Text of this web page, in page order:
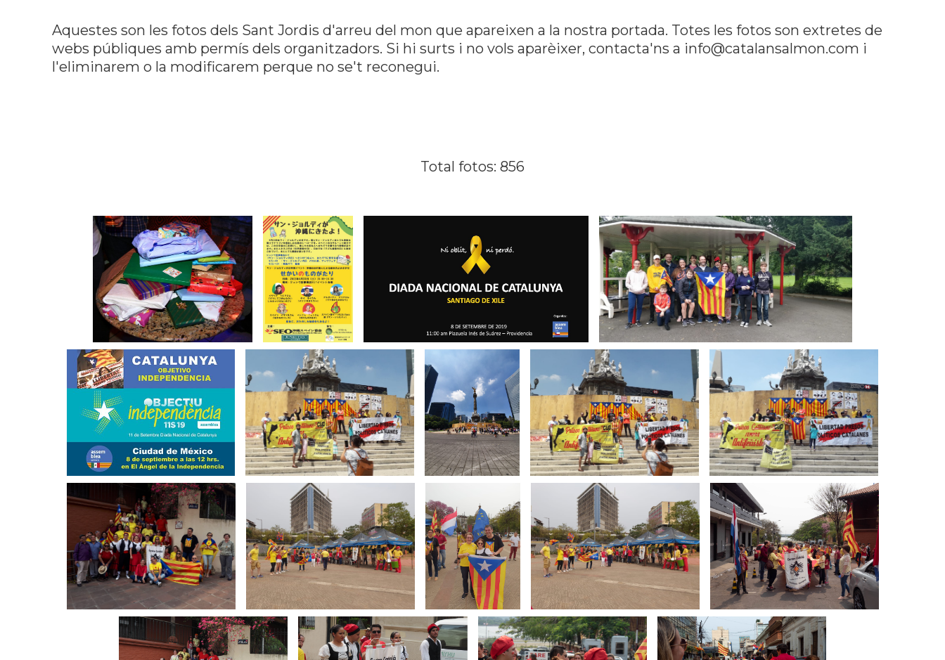
Aquestes son les fotos dels Sant Jordis d'arreu del mon que apareixen a la nostra portada. Totes les fotos son extretes de
webs públiques amb permís dels organitzadors. Si hi surts i no vols aparèixer, contacta'ns a info@catalansalmon.com i
l'eliminarem o la modificarem perque no se't reconegui.
Total fotos: 856